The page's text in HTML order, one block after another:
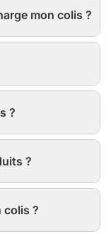
mon colis ?
?
?
colis ?